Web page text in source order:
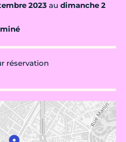
2023 au dimanche 2
réservation